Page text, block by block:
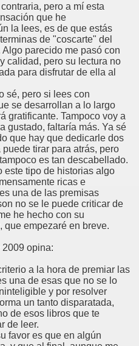
pero a mí esta
que he
la lees, es de que estás
de "coscarte" del
parecido me pasó con
calidad, pero su lectura no
para disfrutar de ella al
sé, pero si lees con
se desarrollan a lo largo
gratificante. Tampoco voy a
gustado, faltaría más. Ya sé
que hay que dedicarle dos
tirar para atrás, pero
es tan descabellado.
este tipo de historias algo
ricas e
una de las premisas
no se le puede criticar de
he hecho con su
empezaré en breve.
opina:
a la hora de premiar las
una de esas que no se lo
y por resolver
un tanto disparatada,
de esos libros que te
de leer.
favor es que en algún